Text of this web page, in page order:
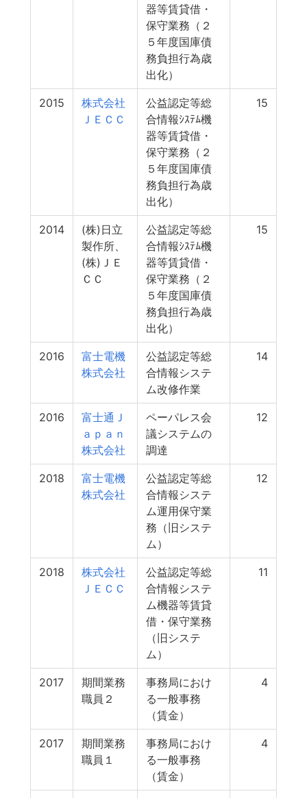
器等賃貸借・
保守業務（２
５年度国庫債
務負担行為歳
出化）
2015
株式会社
ＪＥＣＣ
公益認定等総
合情報ｼｽﾃﾑ機
器等賃貸借・
保守業務（２
５年度国庫債
務負担行為歳
出化）
15
2014
(株)日立
製作所、
(株)ＪＥ
ＣＣ
公益認定等総
合情報ｼｽﾃﾑ機
器等賃貸借・
保守業務（２
５年度国庫債
務負担行為歳
出化）
15
2016
富士電機
株式会社
公益認定等総
合情報システ
ム改修作業
14
2016
富士通Ｊ
ａｐａｎ
株式会社
ペーパレス会
議システムの
調達
12
2018
富士電機
株式会社
公益認定等総
合情報システ
ム運用保守業
務（旧システ
ム）
12
2018
株式会社
ＪＥＣＣ
公益認定等総
合情報システ
ム機器等賃貸
借・保守業務
（旧システ
ム）
11
2017
期間業務
職員２
事務局におけ
る一般事務
（賃金）
4
2017
期間業務
職員１
事務局におけ
る一般事務
（賃金）
4